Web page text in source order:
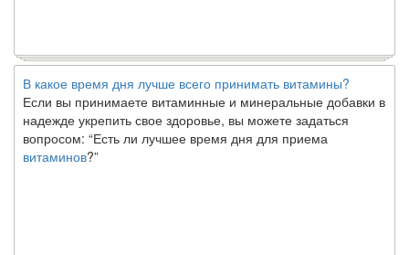
В какое время дня лучше всего принимать витамины?
Если вы принимаете витаминные и минеральные добавки в
надежде укрепить свое здоровье, вы можете задаться
вопросом: “Есть ли лучшее время дня для приема
витаминов ?”